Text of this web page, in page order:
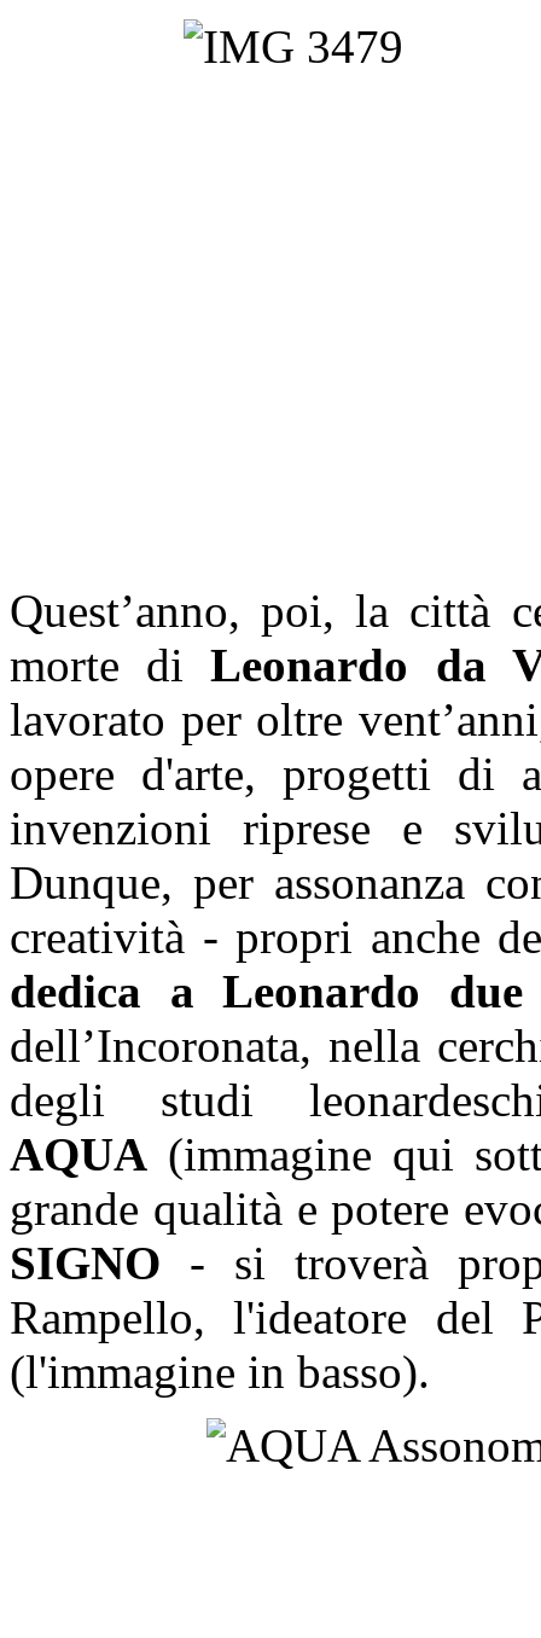
Quest’anno, poi, la città
morte diLeonardo da
lavorato per oltre
opere d'arte, progetti di
invenzioni riprese e
Dunque, per assonanza
creatività - propri anche
dedica a Leonardo due
dell’Incoronata, nella
degli studi
AQUA (immagine qui
grande qualità e potere
SIGNO - si troverà
Rampello, l'ideatore del
(l'immagine in basso).